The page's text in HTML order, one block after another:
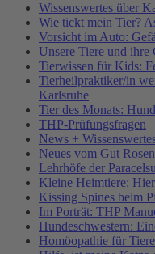
Wissenswertes über
Wie tickt mein Tier?
Vorsicht im Auto:
Unsere Tiere und ihre
Tierwissen für Kids:
Tierheilpraktiker/in
Karlsruhe
Tier des Monats:
THP-Prüfungsfragen
News +
Neues vom Gut
Lehrhöfe der
Kleine Heimtiere:
Kissing Spines beim
Im Porträt: THP
Hundeschwestern:
Homöopathie für